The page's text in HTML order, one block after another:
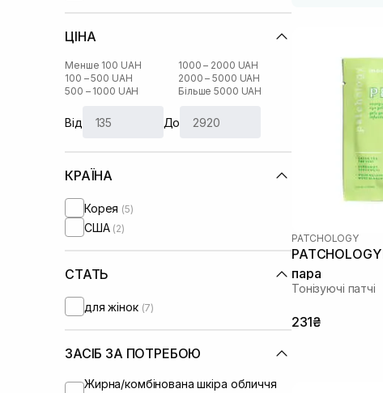
ЦІНА
Менше 100 UAH
100 – 500 UAH
500 – 1000 UAH
1000 – 2000 UAH
2000 – 5000 UAH
Більше 5000 UAH
Від До
КРАЇНА
Корея (5)
США (2)
СТАТЬ
для жінок (7)
ЗАСІБ ЗА ПОТРЕБОЮ
Жирна/комбінована шкіра обличчя
PATCHOLOGY
пара
Тонізуючі патчі
231₴